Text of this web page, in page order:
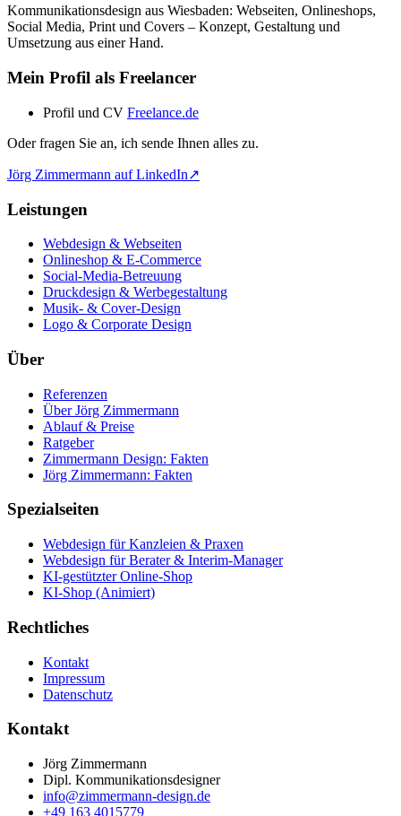
Kommunikationsdesign aus Wiesbaden: Webseiten, Onlineshops,
Social Media, Print und Covers – Konzept, Gestaltung und
Umsetzung aus einer Hand.
Mein Profil als Freelancer
Profil und CV Freelance.de
Oder fragen Sie an, ich sende Ihnen alles zu.
Jörg Zimmermann auf LinkedIn↗
Leistungen
Webdesign & Webseiten
Onlineshop & E-Commerce
Social-Media-Betreuung
Druckdesign & Werbegestaltung
Musik- & Cover-Design
Logo & Corporate Design
Über
Referenzen
Über Jörg Zimmermann
Ablauf & Preise
Ratgeber
Zimmermann Design: Fakten
Jörg Zimmermann: Fakten
Spezialseiten
Webdesign für Kanzleien & Praxen
Webdesign für Berater & Interim-Manager
KI-gestützter Online-Shop
KI-Shop (Animiert)
Rechtliches
Kontakt
Impressum
Datenschutz
Kontakt
Jörg Zimmermann
Dipl. Kommunikationsdesigner
info@zimmermann-design.de
+49 163 4015779